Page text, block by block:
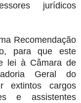
jurídicos
Recomendação
para que este
lei à Câmara de
Geral do
extintos cargos
e assistentes